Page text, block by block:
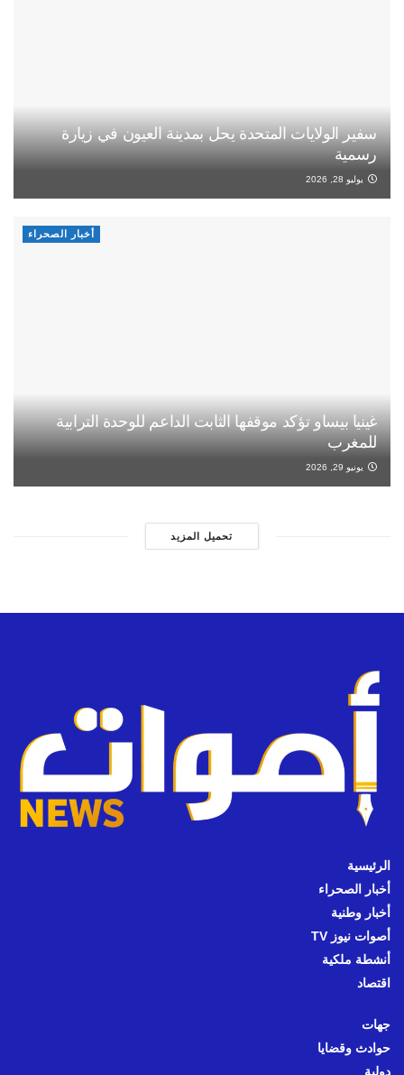
سفير الولايات المتحدة يحل بمدينة العيون في زيارة
رسمية
يوليو 28, 2026
أخبار الصحراء
غينيا بيساو تؤكد موقفها الثابت الداعم للوحدة الترابية
للمغرب
يونيو 29, 2026
تحميل المزيد
الرئيسية
أخبار الصحراء
أخبار وطنية
أصوات نيوز TV
أنشطة ملكية
اقتصاد
جهات
حوادث وقضايا
دولية